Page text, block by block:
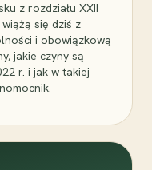
z rozdziału XXII
się dziś z
i obowiązkową
jakie czyny są
r. i jak w takiej